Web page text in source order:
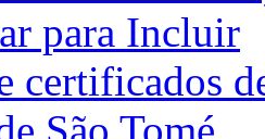
para Incluir
certificados